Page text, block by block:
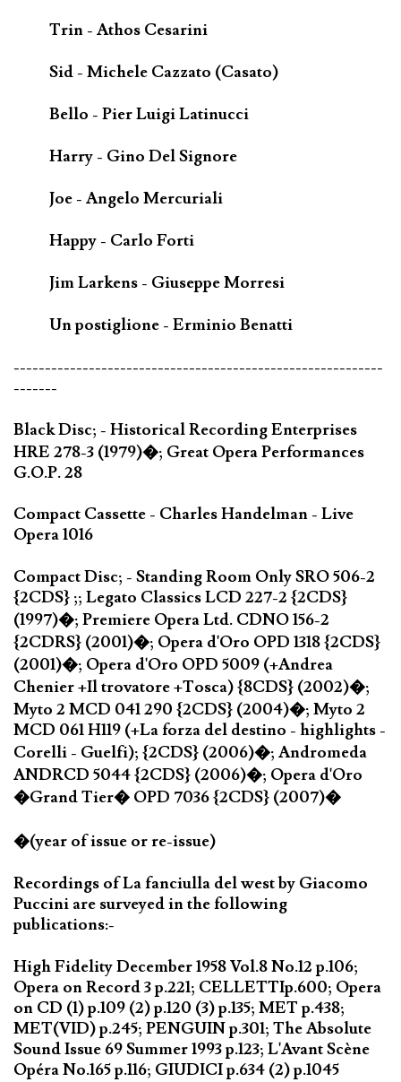
Trin - Athos Cesarini
Sid - Michele Cazzato (Casato)
Bello - Pier Luigi Latinucci
Harry - Gino Del Signore
Joe - Angelo Mercuriali
Happy - Carlo Forti
Jim Larkens - Giuseppe Morresi
Un postiglione - Erminio Benatti
-----------------------------------------------------------
-------
Black Disc; - Historical Recording Enterprises
HRE 278-3 (1979)�; Great Opera Performances
G.O.P. 28
Compact Cassette - Charles Handelman - Live
Opera 1016
Compact Disc; - Standing Room Only SRO 506-2
{2CDS} ;; Legato Classics LCD 227-2 {2CDS}
(1997)�; Premiere Opera Ltd. CDNO 156-2
{2CDRS} (2001)�; Opera d'Oro OPD 1318 {2CDS}
(2001)�; Opera d'Oro OPD 5009 (+Andrea
Chenier +Il trovatore +Tosca) {8CDS} (2002)�;
Myto 2 MCD 041 290 {2CDS} (2004)�; Myto 2
MCD 061 H119 (+La forza del destino - highlights -
Corelli - Guelfi); {2CDS} (2006)�; Andromeda
ANDRCD 5044 {2CDS} (2006)�; Opera d'Oro
�Grand Tier� OPD 7036 {2CDS} (2007)�
�(year of issue or re-issue)
Recordings of La fanciulla del west by Giacomo
Puccini are surveyed in the following
publications:-
High Fidelity December 1958 Vol.8 No.12 p.106;
Opera on Record 3 p.221; CELLETTIp.600; Opera
on CD (1) p.109 (2) p.120 (3) p.135; MET p.438;
MET(VID) p.245; PENGUIN p.301; The Absolute
Sound Issue 69 Summer 1993 p.123; L'Avant Scène
Opéra No.165 p.116; GIUDICI p.634 (2) p.1045